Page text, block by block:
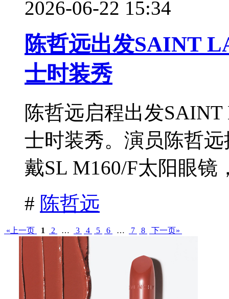
2026-06-22 15:34
陈哲远出发SAINT
士时装秀
陈哲远启程出发
士时装秀。演员陈哲
戴SL M160/F太阳眼镜
# 陈哲远
«上一页 1 2 … 3 4 5 6 … 7 8 下一页»